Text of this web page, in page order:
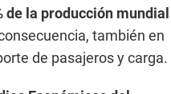
de la producción mundial
también en
de pasajeros y carga.